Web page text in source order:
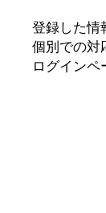
登録した情
個別での対
ログイン